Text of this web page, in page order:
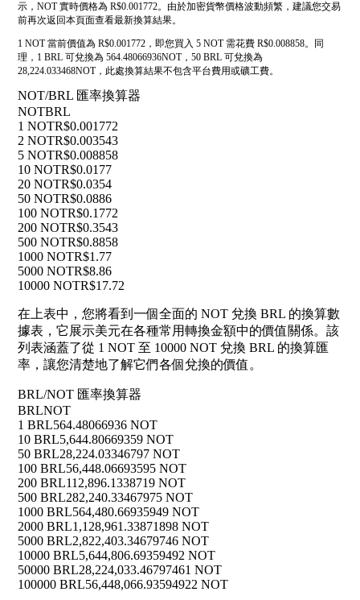
示，NOT 實時價格為 R$0.001772。由於加密貨幣價格波動頻繁，建議您交易
前再次返回本頁面查看最新換算結果。
1 NOT 當前價值為 R$0.001772，即您買入 5 NOT 需花費 R$0.008858。同
理，1 BRL 可兌換為 564.48066936NOT，50 BRL 可兌換為
28,224.033468NOT，此處換算結果不包含平台費用或礦工費。
NOT/BRL 匯率換算器
NOTBRL
1 NOTR$0.001772
2 NOTR$0.003543
5 NOTR$0.008858
10 NOTR$0.0177
20 NOTR$0.0354
50 NOTR$0.0886
100 NOTR$0.1772
200 NOTR$0.3543
500 NOTR$0.8858
1000 NOTR$1.77
5000 NOTR$8.86
10000 NOTR$17.72
在上表中，您將看到一個全面的 NOT 兌換 BRL 的換算數
據表，它展示美元在各種常用轉換金額中的價值關係。該
列表涵蓋了從 1 NOT 至 10000 NOT 兌換 BRL 的換算匯
率，讓您清楚地了解它們各個兌換的價值。
BRL/NOT 匯率換算器
BRLNOT
1 BRL564.48066936 NOT
10 BRL5,644.80669359 NOT
50 BRL28,224.03346797 NOT
100 BRL56,448.06693595 NOT
200 BRL112,896.1338719 NOT
500 BRL282,240.33467975 NOT
1000 BRL564,480.66935949 NOT
2000 BRL1,128,961.33871898 NOT
5000 BRL2,822,403.34679746 NOT
10000 BRL5,644,806.69359492 NOT
50000 BRL28,224,033.46797461 NOT
100000 BRL56,448,066.93594922 NOT